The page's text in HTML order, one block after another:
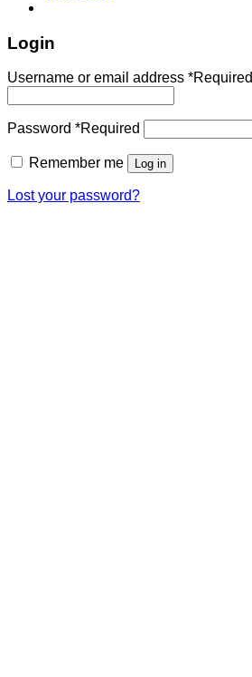
Login
Username or email address *Required
Password *Required
Remember me Log in
Lost your password?